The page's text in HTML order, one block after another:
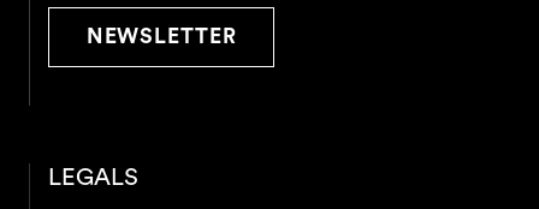
NEWSLETTER
LEGALS